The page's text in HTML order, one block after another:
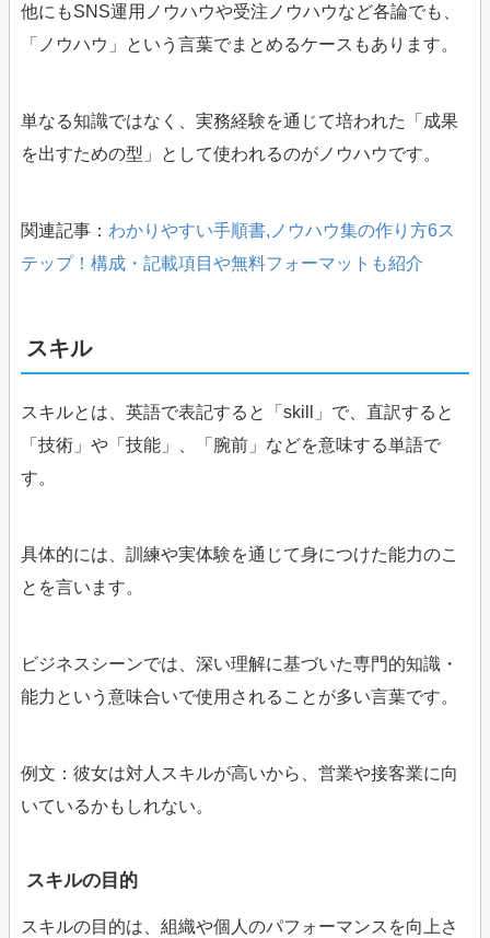
他にもSNS運用ノウハウや受注ノウハウなど各論でも、
「ノウハウ」という言葉でまとめるケースもあります。
単なる知識ではなく、実務経験を通じて培われた「成果
を出すための型」として使われるのがノウハウです。
関連記事： わかりやすい手順書,ノウハウ集の作り方6ス
テップ！構成・記載項目や無料フォーマットも紹介
スキル
スキルとは、英語で表記すると「skill」で、直訳すると
「技術」や「技能」、「腕前」などを意味する単語で
す。
具体的には、訓練や実体験を通じて身につけた能力のこ
とを言います。
ビジネスシーンでは、深い理解に基づいた専門的知識・
能力という意味合いで使用されることが多い言葉です。
例文：彼女は対人スキルが高いから、営業や接客業に向
いているかもしれない。
スキルの目的
スキルの目的は、組織や個人のパフォーマンスを向上さ